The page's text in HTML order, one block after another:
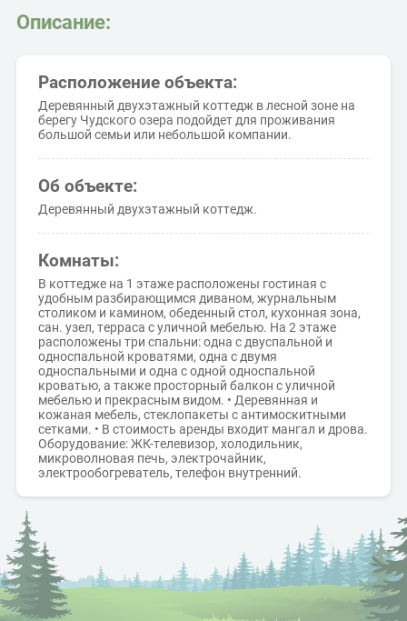
Описание:
Расположение объекта:
Деревянный двухэтажный коттедж в лесной зоне на
берегу Чудского озера подойдет для проживания
большой семьи или небольшой компании.
Об объекте:
Деревянный двухэтажный коттедж.
Комнаты:
В коттедже на 1 этаже расположены гостиная с
удобным разбирающимся диваном, журнальным
столиком и камином, обеденный стол, кухонная зона,
сан. узел, терраса с уличной мебелью. На 2 этаже
расположены три спальни: одна с двуспальной и
односпальной кроватями, одна с двумя
односпальными и одна с одной односпальной
кроватью, а также просторный балкон с уличной
мебелью и прекрасным видом. • Деревянная и
кожаная мебель, стеклопакеты с антимоскитными
сетками. • В стоимость аренды входит мангал и дрова.
Оборудование: ЖК-телевизор, холодильник,
микроволновая печь, электрочайник,
электрообогреватель, телефон внутренний.